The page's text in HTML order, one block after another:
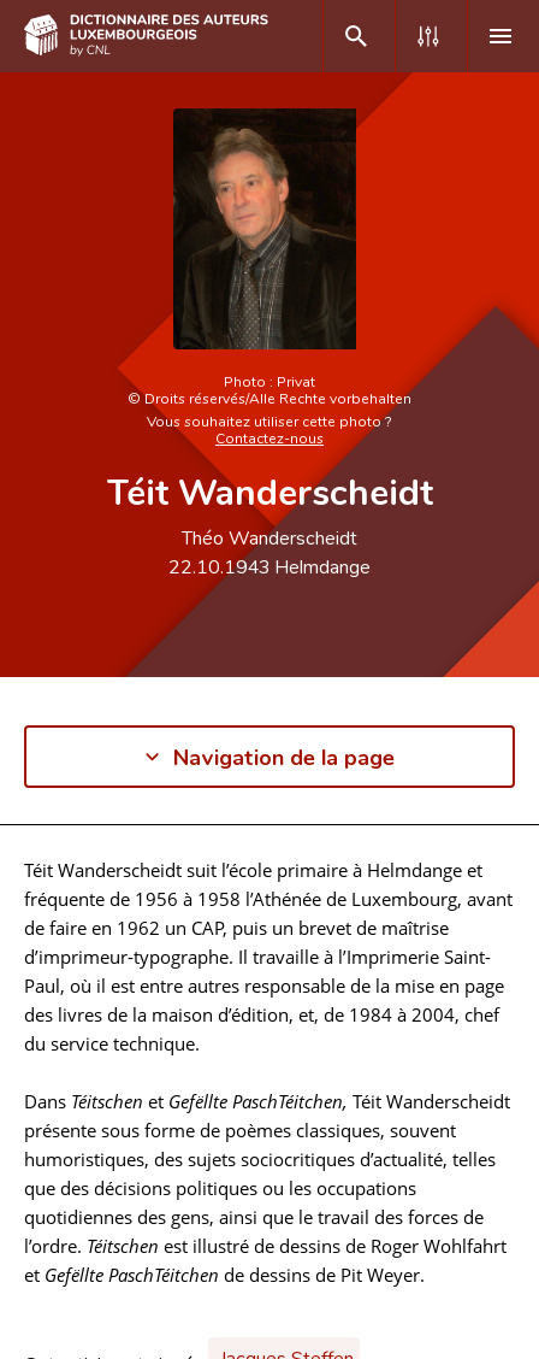
Recherche avancée
Foire aux questions
Photo : Privat
©Droits réservés/Alle Rechte vorbehalten
Vous souhaitez utiliser cette photo ?
Contactez-nous
Téit Wanderscheidt
Théo Wanderscheidt
22.10.1943 Helmdange
Navigation de la page
Biographie
Téit Wanderscheidt suit l’école primaire à Helmdange et
fréquente de 1956 à 1958 l’Athénée de Luxembourg, avant
de faire en 1962 un CAP, puis un brevet de maîtrise
d’imprimeur-typographe. Il travaille à l’Imprimerie Saint-
Paul, où il est entre autres responsable de la mise en page
des livres de la maison d’édition, et, de 1984 à 2004, chef
du service technique.
Dans Téitschen et Gefëllte PaschTéitchen, Téit Wanderscheidt
présente sous forme de poèmes classiques, souvent
humoristiques, des sujets sociocritiques d’actualité, telles
que des décisions politiques ou les occupations
quotidiennes des gens, ainsi que le travail des forces de
l’ordre. Téitschen est illustré de dessins de Roger Wohlfahrt
et Gefëllte PaschTéitchen de dessins de Pit Weyer.